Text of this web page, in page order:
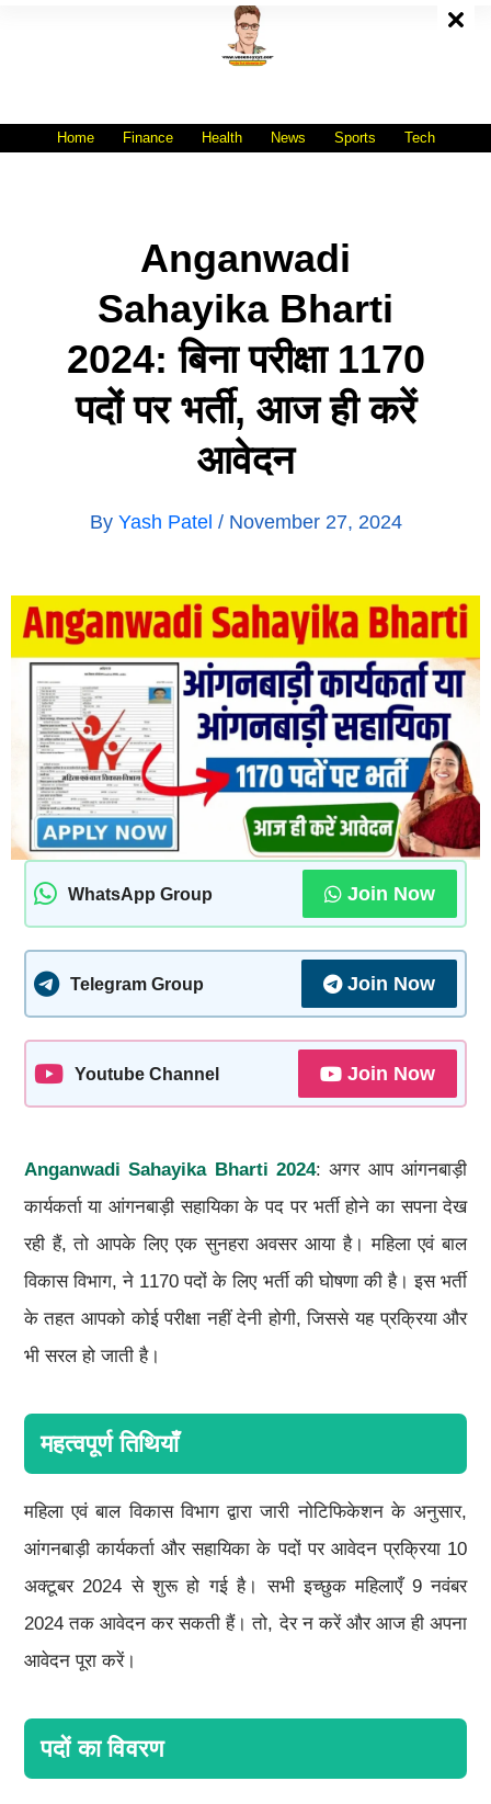
Home Finance Health News Sports Tech
Anganwadi
Sahayika Bharti
2024: बिना परीक्षा 1170
पदों पर भर्ती, आज ही करें
आवेदन
By Yash Patel / November 27, 2024
WhatsApp Group Join Now
Telegram Group Join Now
Youtube Channel Join Now
Anganwadi Sahayika Bharti 2024: अगर आप आंगनबाड़ी
कार्यकर्ता या आंगनबाड़ी सहायिका के पद पर भर्ती होने का सपना देख
रही हैं, तो आपके लिए एक सुनहरा अवसर आया है। महिला एवं बाल
विकास विभाग, ने 1170 पदों के लिए भर्ती की घोषणा की है। इस भर्ती
के तहत आपको कोई परीक्षा नहीं देनी होगी, जिससे यह प्रक्रिया और
भी सरल हो जाती है।
महत्वपूर्ण तिथियाँ
महिला एवं बाल विकास विभाग द्वारा जारी नोटिफिकेशन के अनुसार,
आंगनबाड़ी कार्यकर्ता और सहायिका के पदों पर आवेदन प्रक्रिया 10
अक्टूबर 2024 से शुरू हो गई है। सभी इच्छुक महिलाएँ 9 नवंबर
2024 तक आवेदन कर सकती हैं। तो, देर न करें और आज ही अपना
आवेदन पूरा करें।
पदों का विवरण